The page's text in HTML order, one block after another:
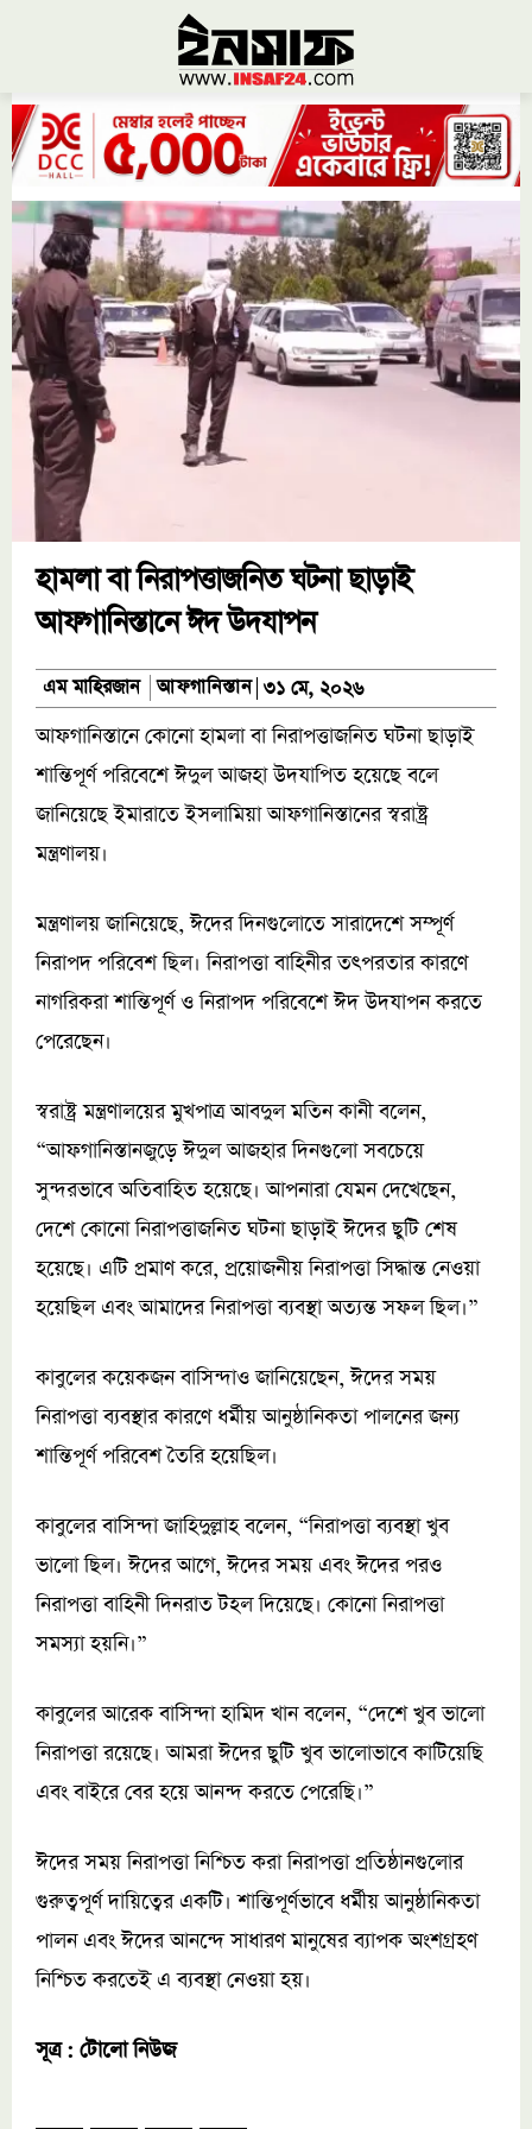
হামলা বা নিরাপত্তাজনিত ঘটনা ছাড়াই
আফগানিস্তানে ঈদ উদযাপন
এম মাহিরজান আফগানিস্তান ৩১ মে, ২০২৬
আফগানিস্তানে কোনো হামলা বা নিরাপত্তাজনিত ঘটনা ছাড়াই
শান্তিপূর্ণ পরিবেশে ঈদুল আজহা উদযাপিত হয়েছে বলে
জানিয়েছে ইমারাতে ইসলামিয়া আফগানিস্তানের স্বরাষ্ট্র
মন্ত্রণালয়।
মন্ত্রণালয় জানিয়েছে, ঈদের দিনগুলোতে সারাদেশে সম্পূর্ণ
নিরাপদ পরিবেশ ছিল। নিরাপত্তা বাহিনীর তৎপরতার কারণে
নাগরিকরা শান্তিপূর্ণ ও নিরাপদ পরিবেশে ঈদ উদযাপন করতে
পেরেছেন।
স্বরাষ্ট্র মন্ত্রণালয়ের মুখপাত্র আবদুল মতিন কানী বলেন,
“আফগানিস্তানজুড়ে ঈদুল আজহার দিনগুলো সবচেয়ে
সুন্দরভাবে অতিবাহিত হয়েছে। আপনারা যেমন দেখেছেন,
দেশে কোনো নিরাপত্তাজনিত ঘটনা ছাড়াই ঈদের ছুটি শেষ
হয়েছে। এটি প্রমাণ করে, প্রয়োজনীয় নিরাপত্তা সিদ্ধান্ত নেওয়া
হয়েছিল এবং আমাদের নিরাপত্তা ব্যবস্থা অত্যন্ত সফল ছিল।”
কাবুলের কয়েকজন বাসিন্দাও জানিয়েছেন, ঈদের সময়
নিরাপত্তা ব্যবস্থার কারণে ধর্মীয় আনুষ্ঠানিকতা পালনের জন্য
শান্তিপূর্ণ পরিবেশ তৈরি হয়েছিল।
কাবুলের বাসিন্দা জাহিদুল্লাহ বলেন, “নিরাপত্তা ব্যবস্থা খুব
ভালো ছিল। ঈদের আগে, ঈদের সময় এবং ঈদের পরও
নিরাপত্তা বাহিনী দিনরাত টহল দিয়েছে। কোনো নিরাপত্তা
সমস্যা হয়নি।”
কাবুলের আরেক বাসিন্দা হামিদ খান বলেন, “দেশে খুব ভালো
নিরাপত্তা রয়েছে। আমরা ঈদের ছুটি খুব ভালোভাবে কাটিয়েছি
এবং বাইরে বের হয়ে আনন্দ করতে পেরেছি।”
ঈদের সময় নিরাপত্তা নিশ্চিত করা নিরাপত্তা প্রতিষ্ঠানগুলোর
গুরুত্বপূর্ণ দায়িত্বের একটি। শান্তিপূর্ণভাবে ধর্মীয় আনুষ্ঠানিকতা
পালন এবং ঈদের আনন্দে সাধারণ মানুষের ব্যাপক অংশগ্রহণ
নিশ্চিত করতেই এ ব্যবস্থা নেওয়া হয়।
সূত্র : টোলো নিউজ